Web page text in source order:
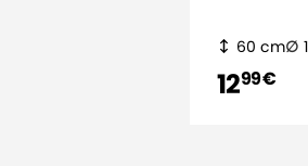
60 cm
1299 €